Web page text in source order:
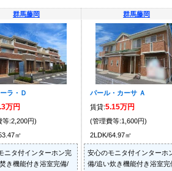
群馬藤岡
ラ・Ｄ
万円
等:2,200円)
㎡
ニタ付インターホン完
き機能付き浴室完備/
群馬藤岡
パール・カーサ Ａ
賃貸:5.15万円
(管理費等:1,600円)
2LDK/64.97㎡
安心のモニタ付インターホ
備/追い炊き機能付き浴室完